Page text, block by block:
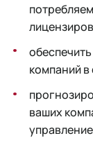
компаний
ваших